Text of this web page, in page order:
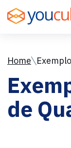
to
Content
Home
de